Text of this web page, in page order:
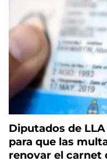
Diputados de
para que las
renovar el carnet